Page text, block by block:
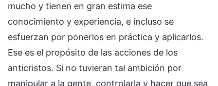
mucho y tienen en gran estima ese
conocimiento y experiencia, e incluso se
esfuerzan por ponerlos en práctica y aplicarlos.
Ese es el propósito de las acciones de los
anticristos. Si no tuvieran tal ambición por
manipular a la gente, controlarla y hacer que sea